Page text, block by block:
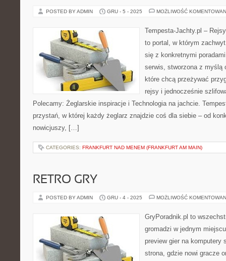
POSTED BY ADMIN GRU - 5 - 2025 MOŻLIWOŚĆ
Tempesta-Jachty.pl –
to portal, w którym
się z konkretnymi
serwis, stworzona z myślą
które chcą przeżywać
rejsy i jednocześnie
Polecamy: Żeglarskie inspiracje i Technologia na jachcie.
przystań, w której każdy żeglarz znajdzie coś dla siebie – od
nowicjuszy, […]
CATEGORIES: FRANKFURT NAD MENEM (FRANKFURT AM MAIN)
RETRO GRY
POSTED BY ADMIN GRU - 4 - 2025 MOŻLIWOŚĆ
GryPoradnik.pl to
gromadzi w jednym
preview gier na komputery
strona, gdzie nowi gracze